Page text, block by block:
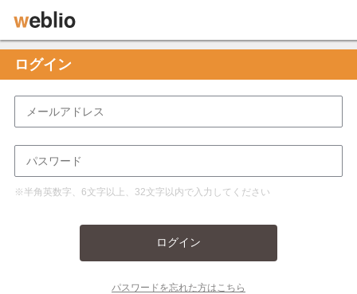
ログイン
※半角英数字、6文字以上、32文字以内で入力してください
ログイン
パスワードを忘れた方はこちら